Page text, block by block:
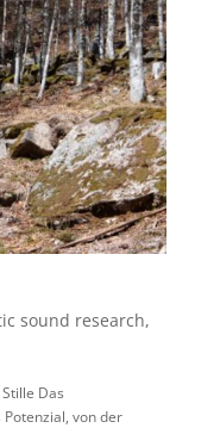
sound research,
Das
von der